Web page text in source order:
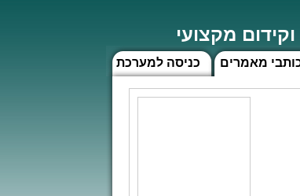
מקצועי
כניסה למערכת מאמרים